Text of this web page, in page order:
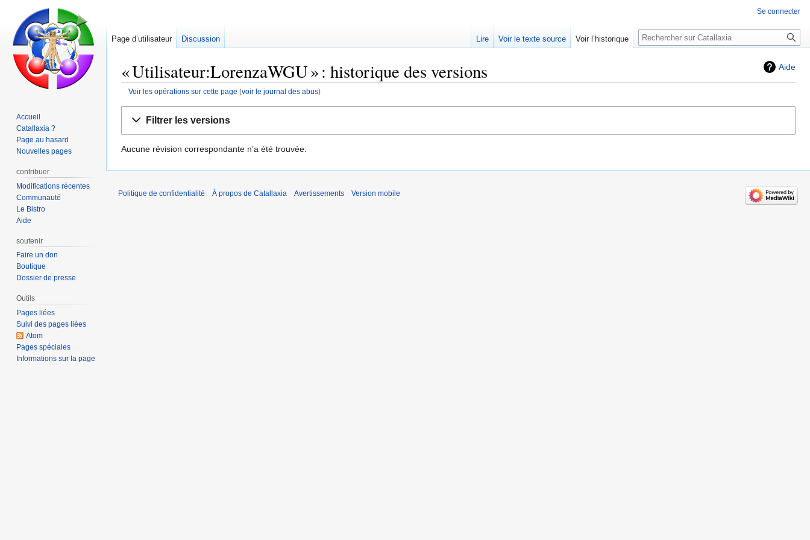
Aide
« Utilisateur:LorenzaWGU » : historique des versions
Voir les opérations sur cette page (voir le journal des abus)
navigation
recherche
Filtrer les versions
Aucune révision correspondante n’a été trouvée.
Se connecter
Page d’utilisateur Discussion Lire Voir le texte source Voir l’historique Rechercher
Accueil
Catallaxia ?
Page au hasard
Nouvelles pages
contribuer
Modifications récentes
Communauté
Le Bistro
Aide
soutenir
Faire un don
Boutique
Dossier de presse
Outils
Pages liées
Suivi des pages liées
Atom
Pages spéciales
Informations sur la page
Politique de confidentialité À propos de Catallaxia Avertissements Version mobile